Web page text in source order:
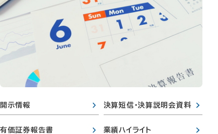
開示情報 決算短信・決算説明会資料
有価証券報告書 業績ハイライト